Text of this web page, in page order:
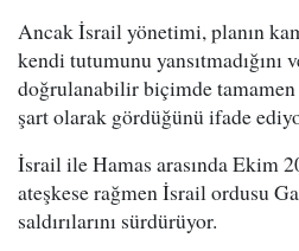
Ancak İsrail yönetimi, planın
kendi tutumunu yansıtmadığını
doğrulanabilir biçimde tamamen
şart olarak gördüğünü ifade
İsrail ile Hamas arasında Ekim
ateşkese rağmen İsrail ordusu
saldırılarını sürdürüyor.